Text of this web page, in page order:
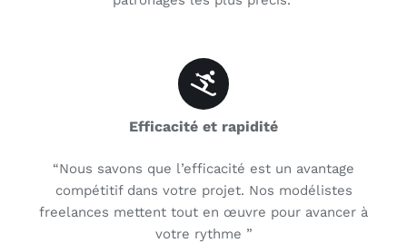
Efficacité et rapidité
“Nous savons que l’efficacité est un avantage
compétitif dans votre projet. Nos modélistes
freelances mettent tout en œuvre pour avancer à
votre rythme ”